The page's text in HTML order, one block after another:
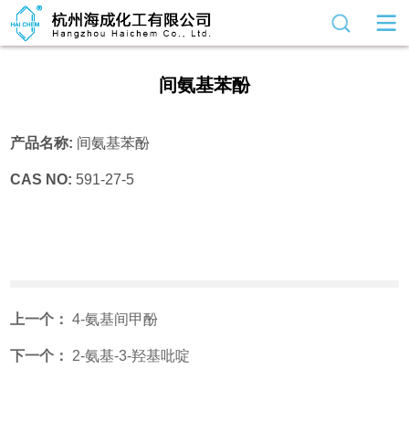
间氨基苯酚
产品名称: 间氨基苯酚
CAS NO: 591-27-5
上一个：4-氨基间甲酚
下一个： 2-氨基-3-羟基吡啶